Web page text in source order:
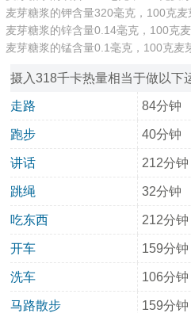
麦芽糖浆的钾含量320毫克，100克
麦芽糖浆的锌含量0.14毫克，100克
麦芽糖浆的锰含量0.1毫克，100克麦
摄入318千卡热量相当于做以下
走路 84分钟
跑步 40分钟
讲话 212分钟
跳绳 32分钟
吃东西 212分钟
开车 159分钟
洗车 106分钟
马路散步 159分钟